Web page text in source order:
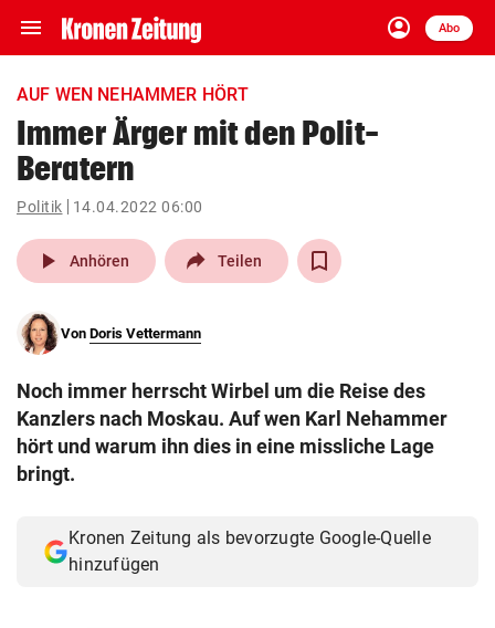
menu Navigation
ein-/ausklappen
account_circle
Anmelden
Abo
close Schließen
account_circle Anmelden
pin_drop
Wien arrow_right
search
eingeben
Muthgasse 2, 1190 Wien
AUF WEN NEHAMMER HÖRT
Immer Ärger mit den Polit-
Beratern
Politik 14.04.2022 06:00
play_arrow Anhören Teilen
Von Doris Vettermann
Noch immer herrscht Wirbel um die Reise des
Kanzlers nach Moskau. Auf wen Karl Nehammer
hört und warum ihn dies in eine missliche Lage
bringt.
Kronen Zeitung als bevorzugte Google-Quelle
hinzufügen